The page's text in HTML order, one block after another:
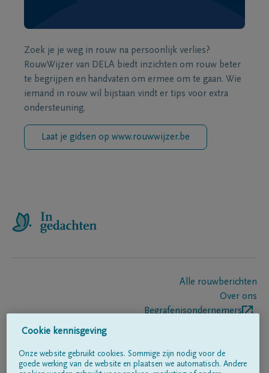
Zoek je je weg in rouw na persoonlijk verlies?
RouwWijzer van DELA biedt inzichten om rouw beter
te begrijpen en handvaten om ermee om te gaan. Wie
iemand in rouw wil bijstaan vindt er tips voor extra
ondersteuning.
Laat je gidsen op www.rouwwijzer.be
Alle rouwberichten
Over ons
Begrafenisondernemers
Volg ons op
Cookie kennisgeving
Onze website gebruikt cookies. Sommige zijn nodig voor de
goede werking van de website en plaatsen we automatisch. Andere